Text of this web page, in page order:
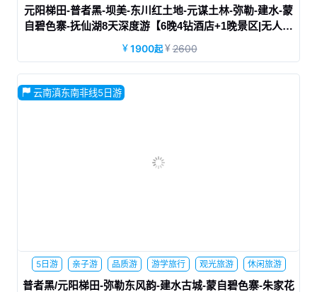
蜜月旅行
网红景点
元阳梯田-普者黑-坝美-东川红土地-元谋土林-弥勒-建水-蒙
自碧色寨-抚仙湖8天深度游【6晚4钻酒店+1晚景区|无人机
航拍|满15人升级2+1陆地头等舱+换装体验】秘境滇东南
1900起 2600
云南滇东南非线5日游
5日游 亲子游 品质游 游学旅行 观光旅游
休闲旅游
蜜月旅行
网红景点
普者黑/元阳梯田-弥勒东风韵-建水古城-蒙自碧色寨-朱家花